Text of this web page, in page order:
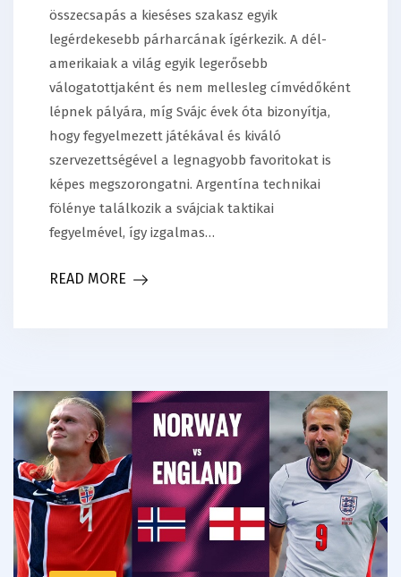
összecsapás a kieséses szakasz egyik
legérdekesebb párharcának ígérkezik. A dél-
amerikaiak a világ egyik legerősebb
válogatottjaként és nem mellesleg címvédőként
lépnek pályára, míg Svájc évek óta bizonyítja,
hogy fegyelmezett játékával és kiváló
szervezettségével a legnagyobb favoritokat is
képes megszorongatni. Argentína technikai
fölénye találkozik a svájciak taktikai
fegyelmével, így izgalmas…
READ MORE